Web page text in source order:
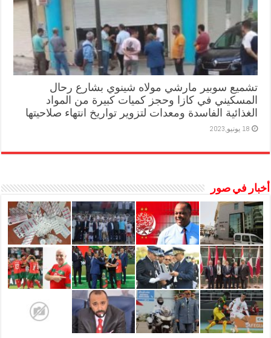
تشميع سوبير مارشي مولاه شينوي بشارع رحال
المسكيني في كازا وحجز كميات كبيرة من المواد
الغذائية الفاسدة ومعدات لتزوير تواريخ انتهاء صلاحيتها
18 يونيو,2023
أخبار في صور